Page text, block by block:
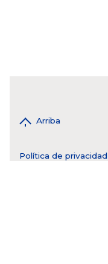
Arriba
Política de privacidad